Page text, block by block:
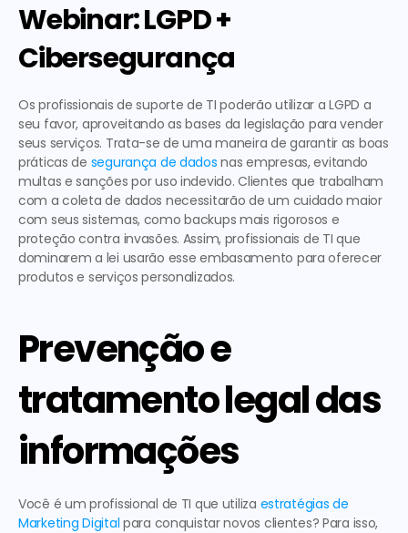
Webinar: LGPD +
Cibersegurança
Os profissionais de suporte de TI poderão utilizar a LGPD a
seu favor, aproveitando as bases da legislação para vender
seus serviços. Trata-se de uma maneira de garantir as boas
práticas de segurança de dados nas empresas, evitando
multas e sanções por uso indevido. Clientes que trabalham
com a coleta de dados necessitarão de um cuidado maior
com seus sistemas, como backups mais rigorosos e
proteção contra invasões. Assim, profissionais de TI que
produtos e serviços personalizados.
Prevenção e
tratamento legal das
informações
Você é um profissional de TI que utiliza estratégias de
Marketing Digital para conquistar novos clientes? Para isso,